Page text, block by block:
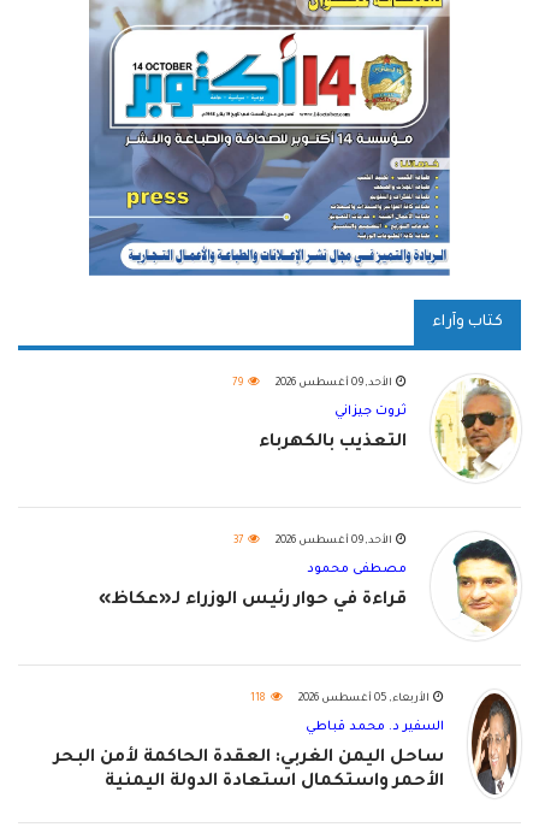
كتاب وآراء
الأحد, 09 أغسطس 2026 79
ثروت جيزاني
التعذيب بالكهرباء
الأحد, 09 أغسطس 2026 37
مصطفى محمود
قراءة في حوار رئيس الوزراء لـ«عكاظ»
الأربعاء, 05 أغسطس 2026 118
السفير د. محمد قباطي
ساحل اليمن الغربي: العقدة الحاكمة لأمن البحر
الأحمر واستكمال استعادة الدولة اليمنية